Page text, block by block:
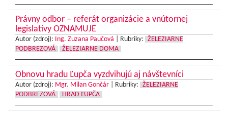
Právny odbor – referát organizácie a vnútornej
legislatívy OZNAMUJE
Autor (zdroj): Ing. Zuzana Paučová Rubriky:
ŽELEZIARNE
PODBREZOVÁ
ŽELEZIARNE DOMA
Obnovu hradu Ľupča vyzdvihujú aj návštevníci
Autor (zdroj): Mgr. Milan Gončár Rubriky:
ŽELEZIARNE
PODBREZOVÁ
HRAD ĽUPČA